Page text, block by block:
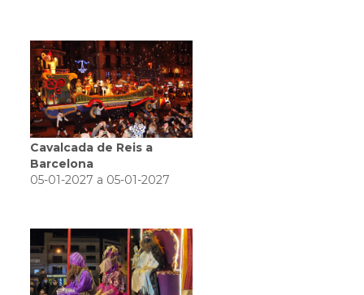
Cavalcada de Reis a
Barcelona
05-01-2027 a 05-01-2027